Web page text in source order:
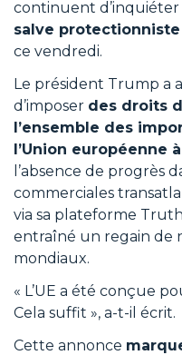
continuent d’inquiéter
salve protectionniste
ce vendredi.
Le président Trump a
d’imposer des droits
l’ensemble des
l’Union européenne
l’absence de progrès
commerciales
via sa plateforme
entraîné un regain de
mondiaux.
« L’UE a été conçue
Cela suffit », a-t-il écrit.
Cette annonce